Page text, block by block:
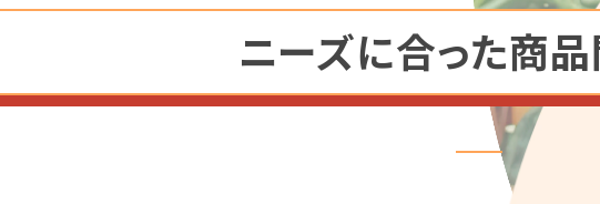
ニーズに合った商